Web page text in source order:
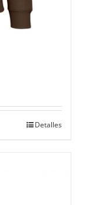
Detalles